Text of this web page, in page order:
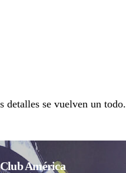
detalles se vuelven un todo.
América